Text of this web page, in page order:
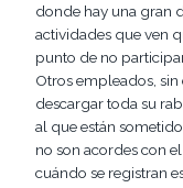
donde hay una gran
actividades que ven
punto de no
Otros empleados,
descargar toda su
al que están
no son acordes con
cuándo se registran